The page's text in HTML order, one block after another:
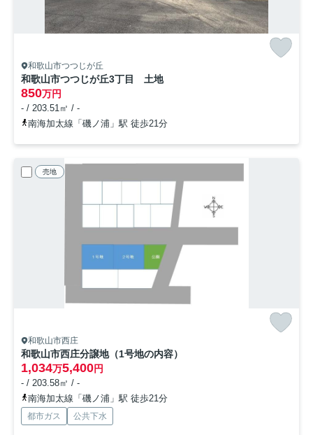
和歌山市つつじが丘
和歌山市つつじが丘3丁目 土地
850万円
- / 203.51㎡ / -
南海加太線「磯ノ浦」駅 徒歩21分
売地
和歌山市西庄
和歌山市西庄分譲地（1号地の内容）
1,034万5,400円
- / 203.58㎡ / -
南海加太線「磯ノ浦」駅 徒歩21分
都市ガス 公共下水